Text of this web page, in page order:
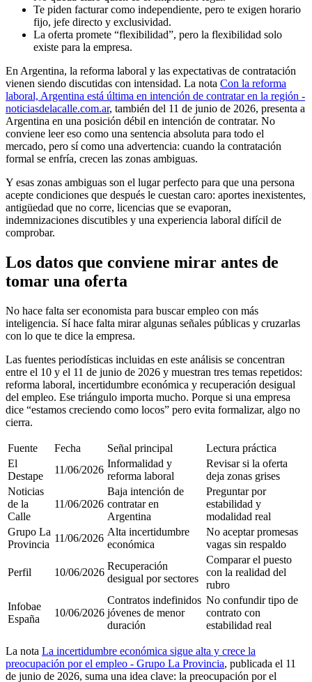
Te piden facturar como independiente, pero te exigen horario
fijo, jefe directo y exclusividad.
La oferta promete “flexibilidad”, pero la flexibilidad solo
existe para la empresa.
En Argentina, la reforma laboral y las expectativas de contratación
vienen siendo discutidas con intensidad. La nota Con la reforma
laboral, Argentina está última en intención de contratar en la región -
noticiasdelacalle.com.ar, también del 11 de junio de 2026, presenta a
Argentina en una posición débil en intención de contratar. No
conviene leer eso como una sentencia absoluta para todo el
mercado, pero sí como una advertencia: cuando la contratación
formal se enfría, crecen las zonas ambiguas.
Y esas zonas ambiguas son el lugar perfecto para que una persona
acepte condiciones que después le cuestan caro: aportes inexistentes,
antigüedad que no corre, licencias que se evaporan,
indemnizaciones discutibles y una experiencia laboral difícil de
comprobar.
Los datos que conviene mirar antes de
tomar una oferta
No hace falta ser economista para buscar empleo con más
inteligencia. Sí hace falta mirar algunas señales públicas y cruzarlas
con lo que te dice la empresa.
Las fuentes periodísticas incluidas en este análisis se concentran
entre el 10 y el 11 de junio de 2026 y muestran tres temas repetidos:
reforma laboral, incertidumbre económica y recuperación desigual
del empleo. Ese triángulo importa mucho. Porque si una empresa
dice “estamos creciendo como locos” pero evita formalizar, algo no
cierra.
Fuente Fecha Señal principal
Lectura práctica
El
Destape
11/06/2026
Informalidad y
reforma laboral
Revisar si la oferta
deja zonas grises
Noticias
de la
Calle
11/06/2026
Baja intención de
contratar en
Argentina
Preguntar por
estabilidad y
modalidad real
Grupo La
Provincia
11/06/2026
Alta incertidumbre
económica
No aceptar promesas
vagas sin respaldo
Perfil 10/06/2026
Recuperación
desigual por sectores
Comparar el puesto
con la realidad del
rubro
Infobae
España
10/06/2026
Contratos indefinidos
jóvenes de menor
duración
No confundir tipo de
contrato con
estabilidad real
La nota La incertidumbre económica sigue alta y crece la
preocupación por el empleo - Grupo La Provincia, publicada el 11
de junio de 2026, suma una idea clave: la preocupación por el